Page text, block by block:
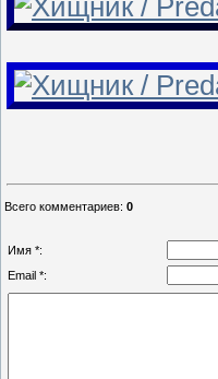
Всего комментариев: 0
Имя *:
Email *: